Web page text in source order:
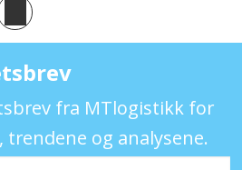
fra MTlogistikk for
trendene og analysene.